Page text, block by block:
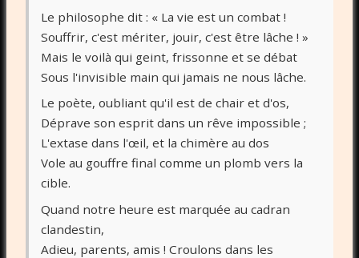
Le philosophe dit : « La vie est un combat !
Souffrir, c'est mériter, jouir, c'est être lâche ! »
Mais le voilà qui geint, frissonne et se débat
Sous l'invisible main qui jamais ne nous lâche.
Le poète, oubliant qu'il est de chair et d'os,
Déprave son esprit dans un rêve impossible ;
L'extase dans l'œil, et la chimère au dos
Vole au gouffre final comme un plomb vers la
cible.
Quand notre heure est marquée au cadran
clandestin,
Adieu, parents, amis ! Croulons dans les